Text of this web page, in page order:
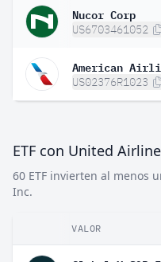
Nucor Corp
US6703461052
American
US02376R1023
ETF con United
60 ETF invierten al menos
Inc.
VALOR